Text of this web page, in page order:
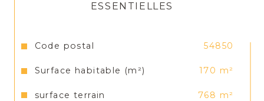
ESSENTIELLES
Caractéristiques Valeurs
Code postal 54850
Surface habitable (m²) 170 m²
surface terrain 768 m²
Les informations sur les risques auxquels ce bien est